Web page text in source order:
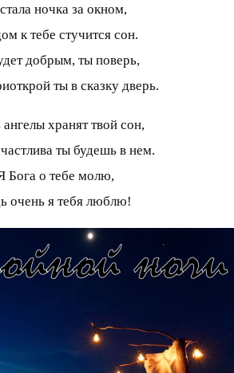
ночка за окном,
к тебе стучится сон.
добрым, ты поверь,
ты в сказку дверь.
хранят твой сон,
ты будешь в нем.
Бога о тебе молю,
очень я тебя люблю!